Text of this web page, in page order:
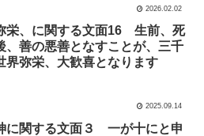
2026.02.02
栄、に関する文面16 生前、死
、善の悪善となすことが、三千
界弥栄、大歓喜となります
2025.09.14
に関する文面３ 一が十にと申